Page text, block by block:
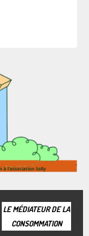
LE MÉDIATEUR DE LA
CONSOMMATION